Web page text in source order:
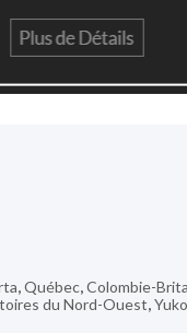
,Québec,Colombie-
du Nord-Ouest,